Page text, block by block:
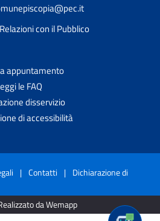
con il Pubblico
appuntamento
le FAQ
disservizio
di accessibilità
| Contatti | Dichiarazione di
da Wemapp